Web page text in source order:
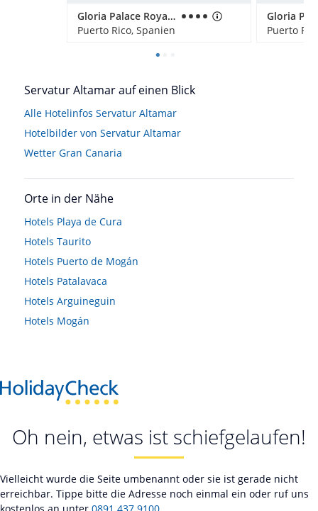
Gloria Palace Royal Hotel & Spa
Puerto Rico, Spanien
Puerto
Servatur Altamar auf einen Blick
Alle Hotelinfos Servatur Altamar
Hotelbilder von Servatur Altamar
Wetter Gran Canaria
Orte in der Nähe
Hotels Playa de Cura
Hotels Taurito
Hotels Puerto de Mogán
Hotels Patalavaca
Hotels Arguineguin
Hotels Mogán
Oh nein, etwas ist schiefgelaufen!
Vielleicht wurde die Seite umbenannt oder sie ist gerade nicht
erreichbar. Tippe bitte die Adresse noch einmal ein oder ruf uns